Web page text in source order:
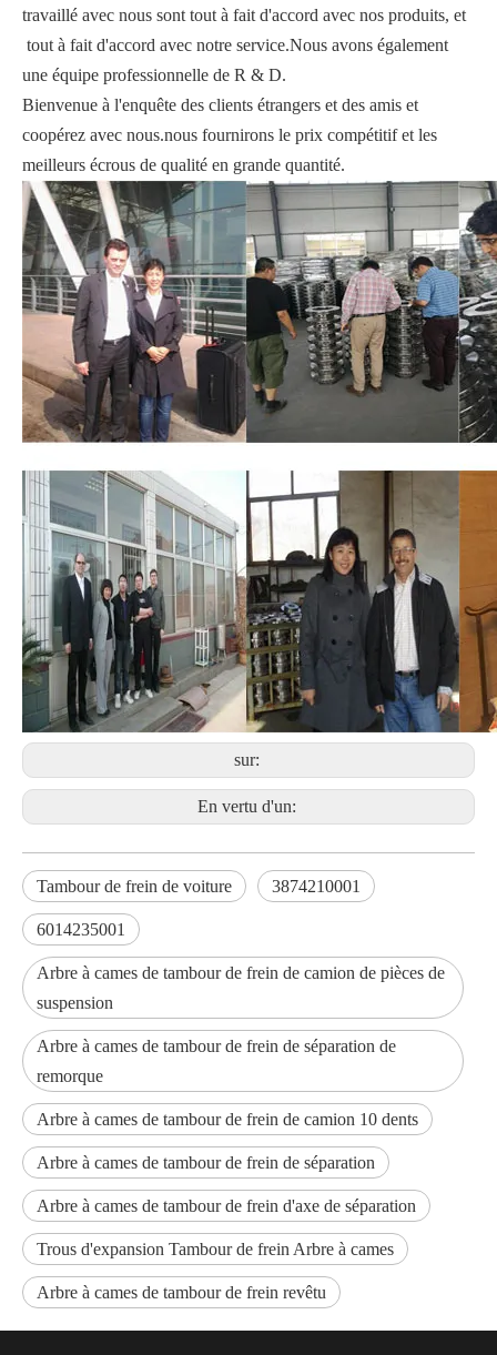
travaillé avec nous sont tout à fait d'accord avec nos produits, et
tout à fait d'accord avec notre service.Nous avons également
une équipe professionnelle de R & D.
Bienvenue à l'enquête des clients étrangers et des amis et
coopérez avec nous.nous fournirons le prix compétitif et les
meilleurs écrous de qualité en grande quantité.
sur:
En vertu d'un:
Tambour de frein de voiture 3874210001
6014235001
Arbre à cames de tambour de frein de camion de pièces de
suspension
Arbre à cames de tambour de frein de séparation de
remorque
Arbre à cames de tambour de frein de camion 10 dents
Arbre à cames de tambour de frein de séparation
Arbre à cames de tambour de frein d'axe de séparation
Trous d'expansion Tambour de frein Arbre à cames
Arbre à cames de tambour de frein revêtu